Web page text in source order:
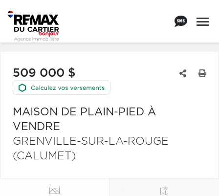
509 000 $
MAISON DE PLAIN-PIED À
VENDRE
GRENVILLE-SUR-LA-ROUGE
(CALUMET)